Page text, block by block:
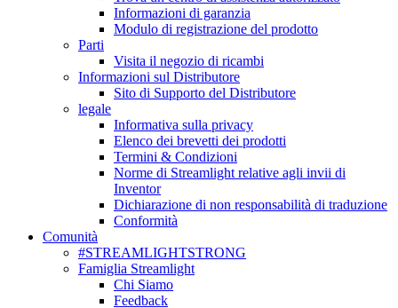
Informazioni di garanzia
Modulo di registrazione del prodotto
Parti
Visita il negozio di ricambi
Informazioni sul Distributore
Sito di Supporto del Distributore
legale
Informativa sulla privacy
Elenco dei brevetti dei prodotti
Termini & Condizioni
Norme di Streamlight relative agli invii di
Inventor
Dichiarazione di non responsabilità di traduzione
Conformità
Comunità
#STREAMLIGHTSTRONG
Famiglia Streamlight
Chi Siamo
Feedback